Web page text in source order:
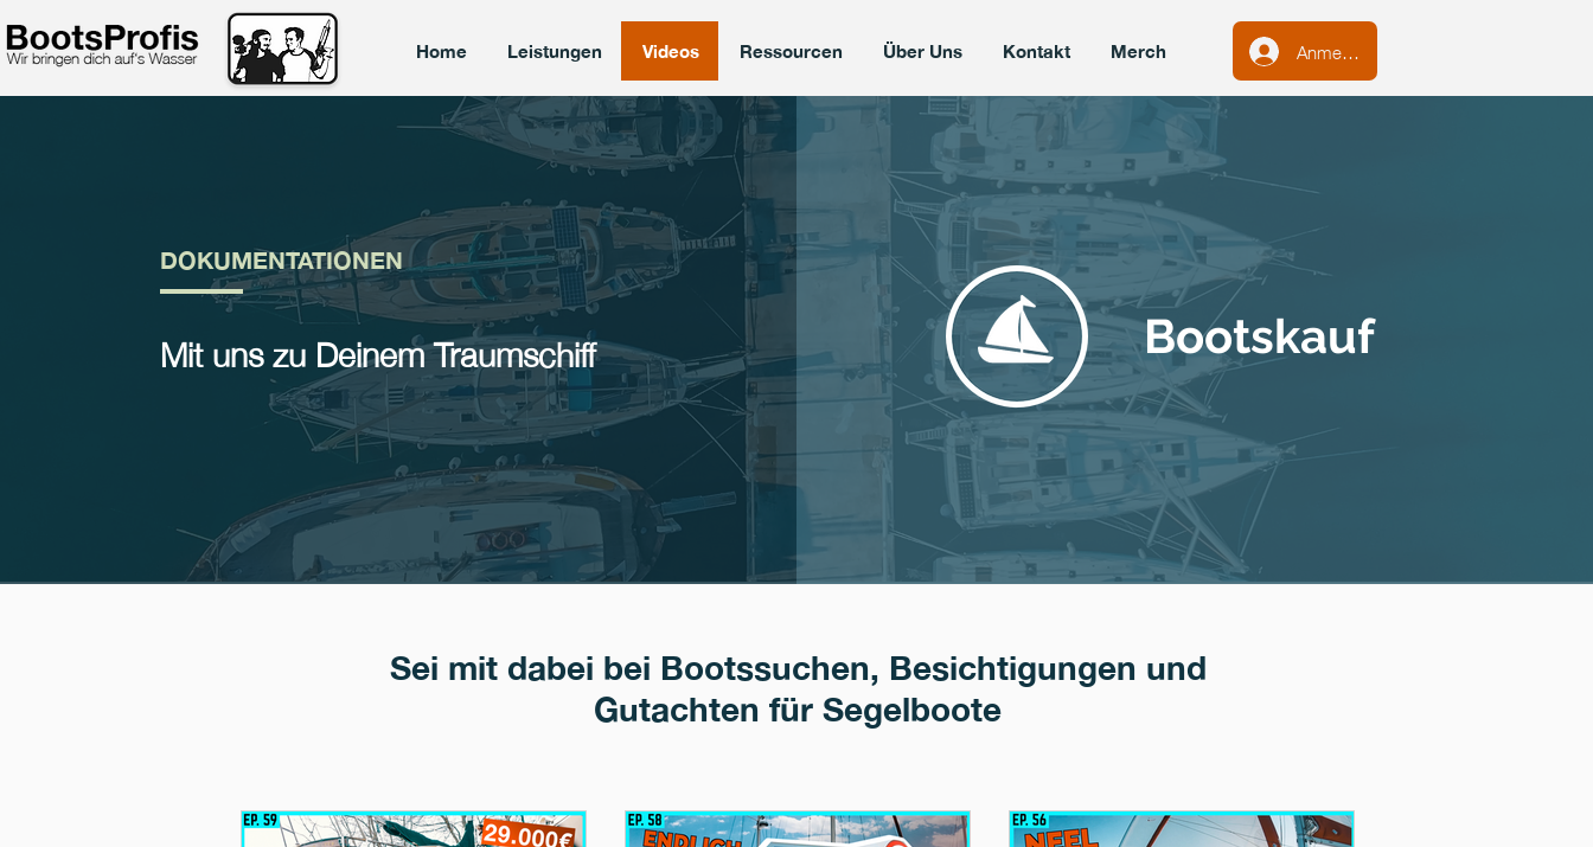
Home Leistungen Videos Ressourcen Über Uns Kontakt Merch Anmelden
DOKUMENTATIONEN
Mit uns zu Deinem Traumschiff Bootskauf
Sei mit dabei bei Bootssuchen, Besichtigungen und
Gutachten für Segelboote